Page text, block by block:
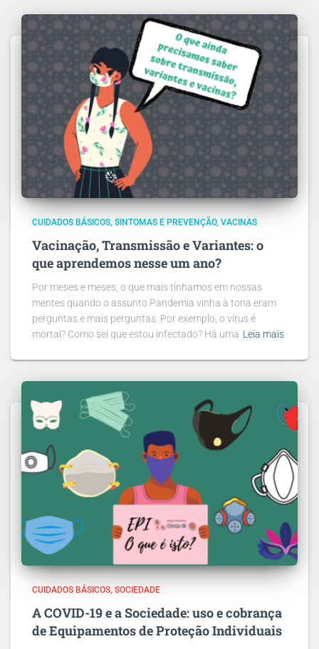
CUIDADOS BÁSICOS SINTOMAS E PREVENÇÃO VACINAS
Vacinação, Transmissão e Variantes: o
que aprendemos nesse um ano?
Por meses e meses, o que mais tínhamos em nossas
mentes quando o assunto Pandemia vinha à tona eram
perguntas e mais perguntas. Por exemplo, o vírus é
mortal? Como sei que estou infectado? Há uma Leia mais
CUIDADOS BÁSICOS SOCIEDADE
A COVID-19 e a Sociedade: uso e cobrança
de Equipamentos de Proteção Individuais